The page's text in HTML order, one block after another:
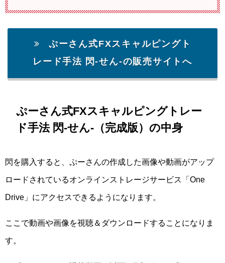
ぷーさん式FXスキャルピングト
レード手法 閃-せん-の販売サイトへ
ぷーさん式FXスキャルピングトレー
ド手法 閃-せん-（完成版）の中身
閃を購入すると、ぷーさんの作成した画像や動画がアップ
ロードされているオンラインストレージサービス「One
Drive」にアクセスできるようになります。
ここで動画や画像を視聴＆ダウンロードすることになりま
す。